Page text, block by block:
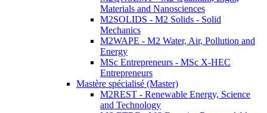
Materials and Nanosciences
M2SOLIDS - M2 Solids - Solid
Mechanics
M2WAPE - M2 Water, Air, Pollution and
Energy
MSc Entrepreneurs - MSc X-HEC
Entrepreneurs
Mastère spécialisé (Master)
M2REST - Renewable Energy, Science
and Technology